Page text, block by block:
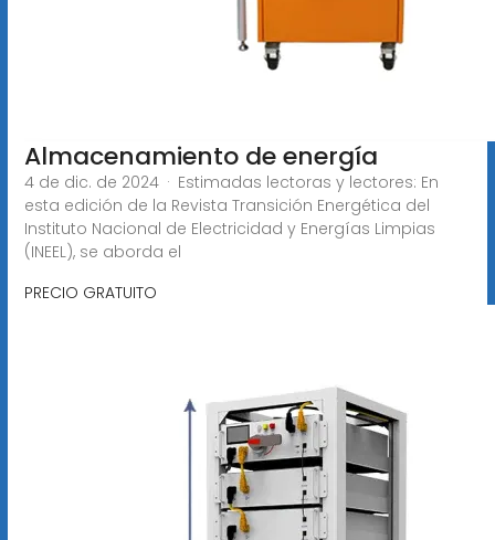
Almacenamiento de energía
4 de dic. de 2024 · Estimadas lectoras y lectores: En
esta edición de la Revista Transición Energética del
Instituto Nacional de Electricidad y Energías Limpias
(INEEL), se aborda el
PRECIO GRATUITO